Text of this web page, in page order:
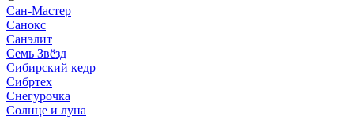
Сан-Мастер
Санокс
Санэлит
Семь Звёзд
Сибирский кедр
Сибртех
Снегурочка
Солнце и луна